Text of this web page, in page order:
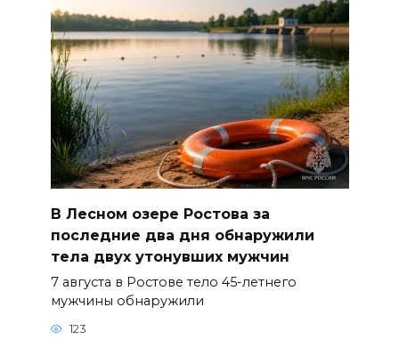
В Лесном озере Ростова за
последние два дня обнаружили
тела двух утонувших мужчин
7 августа в Ростове тело 45-летнего
мужчины обнаружили
123